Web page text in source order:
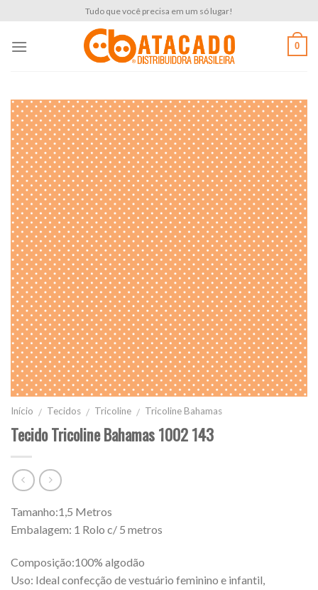
content
Tudo que você precisa em um só lugar!
0
Início / Tecidos / Tricoline / Tricoline Bahamas
Tecido Tricoline Bahamas 1002 143
Tamanho:1,5 Metros
Embalagem: 1 Rolo c/ 5 metros
Composição:100% algodão
Uso: Ideal confecção de vestuário feminino e infantil,